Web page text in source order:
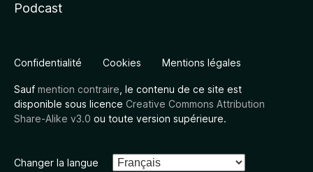
Podcast
Confidentialité Cookies Mentions légales
Sauf mention contraire , le contenu de ce site est
disponible sous licence Creative Commons Attribution
Share-Alike v3.0 ou toute version supérieure.
Changer la langue